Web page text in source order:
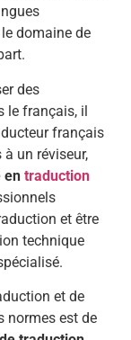
domaine de
des
le français, il
français
un réviseur,
en traduction
et être
technique
et de
normes est de